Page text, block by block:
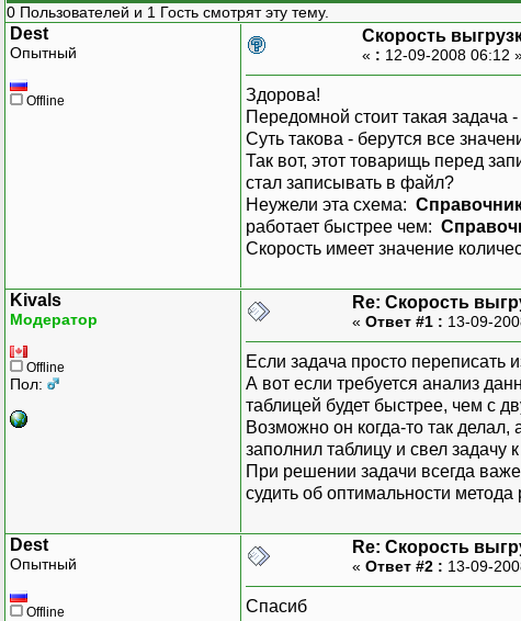
0 Пользователей и 1 Гость смотрят эту тему.
Dest
Опытный
Offline
Скорость
« : 12-09-2008 06:12
Здорова!
Передомной стоит такая задача
Суть такова - берутся все
Так вот, этот товарищь перед
стал записывать в файл?
Неужели эта схема:
работает быстрее чем:
Скорость имеет значение
Kivals
Модератор
Offline
Пол:
Re: Скорость
« Ответ #1 : 13-09-
Если задача просто переписать
А вот если требуется анализ
таблицей будет быстрее, чем с
Возможно он когда-то так
заполнил таблицу и свел задачу
При решении задачи всегда
судить об оптимальности
Dest
Опытный
Offline
Re: Скорость
« Ответ #2 : 13-09-
Спасиб